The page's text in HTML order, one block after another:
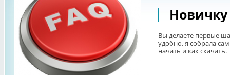
Вы делаете первые
удобно, я собрала
начать и как скачать.